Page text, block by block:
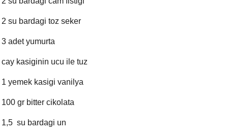
2 su bardagi toz seker
3 adet yumurta
cay kasiginin ucu ile tuz
1 yemek kasigi vanilya
100 gr bitter cikolata
1,5 su bardagi un